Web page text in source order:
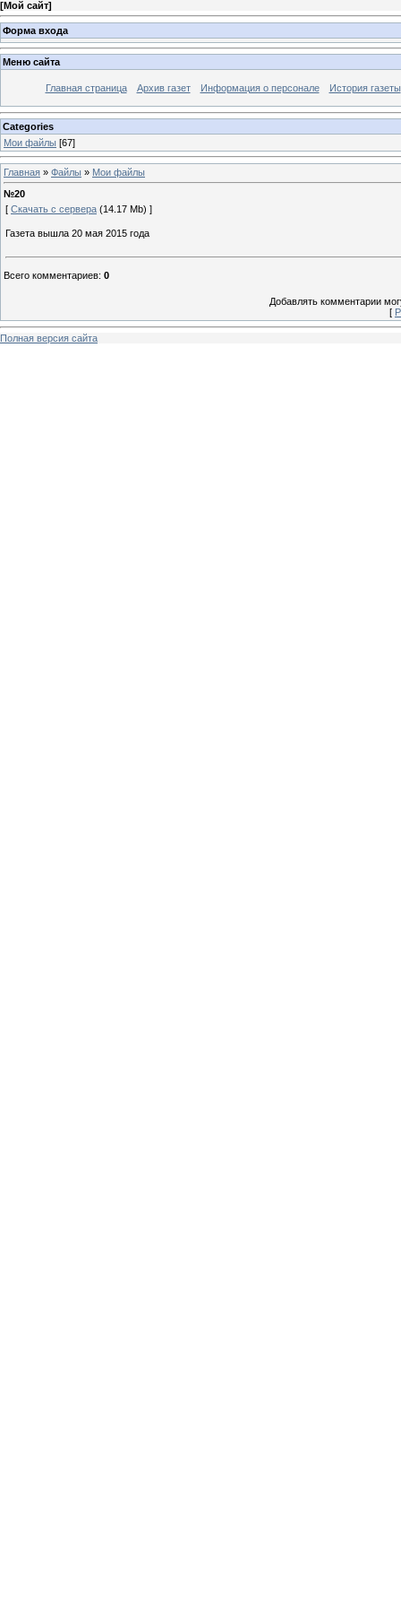
[Мой сайт]
Форма входа
Меню сайта
Главная страница Архив газет Информация о персонале История газеты
Categories
Мои файлы [67]
Главная » Файлы » Мои файлы
№20
[ Скачать с сервера (14.17 Mb) ]
Газета вышла 20 мая 2015 года
Всего комментариев: 0
Добавлять комментарии
[
Полная версия сайта